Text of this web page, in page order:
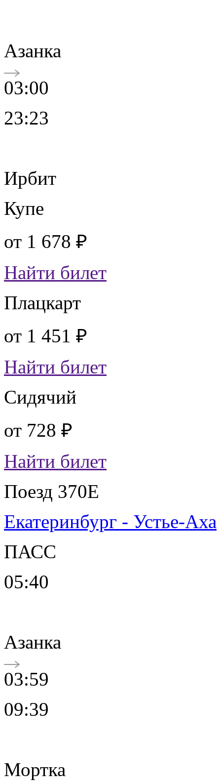
Азанка
03:00
23:23
Ирбит
Купе
от 1 678 ₽
Найти билет
Плацкарт
от 1 451 ₽
Найти билет
Сидячий
от 728 ₽
Найти билет
Поезд 370Е
Екатеринбург - Устье-Аха
ПАСС
05:40
Азанка
03:59
09:39
Мортка